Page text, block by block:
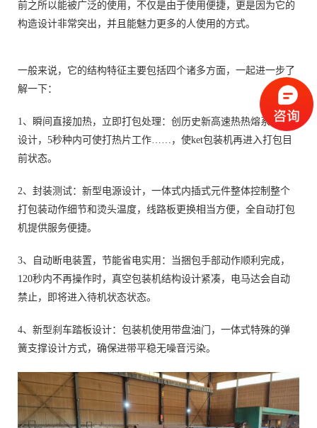
前之所以能被广泛的使用，不仅是由于使用便捷，更是因为它的
构造设计非常突出，并且能魅力更多的人使用的方式。
一般来说，它的结构特征主要包括四个诸多方面，一起进一步了
解一下：
1、瞬间直接加热，立即打包处理：创历史新高速热热熔系统的
设计，5秒种内可使打热片工作……，使ket包装机再进入打包目
前状态。
2、封装测试：新型电源设计，一体式内插式元件整体控制整个
打包装动作细节和烫头温度，线路板更换相当方便，全自动打包
机提供服务便捷。
3、自动断电装置，节能省电实用：当捆包手部动作顺利完成，
120秒内不再操作时，真空包装机结构设计紧凑，电马达会自动
禁止，即将进入待机状态状态。
4、新型刹车踏板设计：包装机使用带盘油门，一体式特殊的弹
簧支撑设计方式，确保进带平稳无噪音污染。